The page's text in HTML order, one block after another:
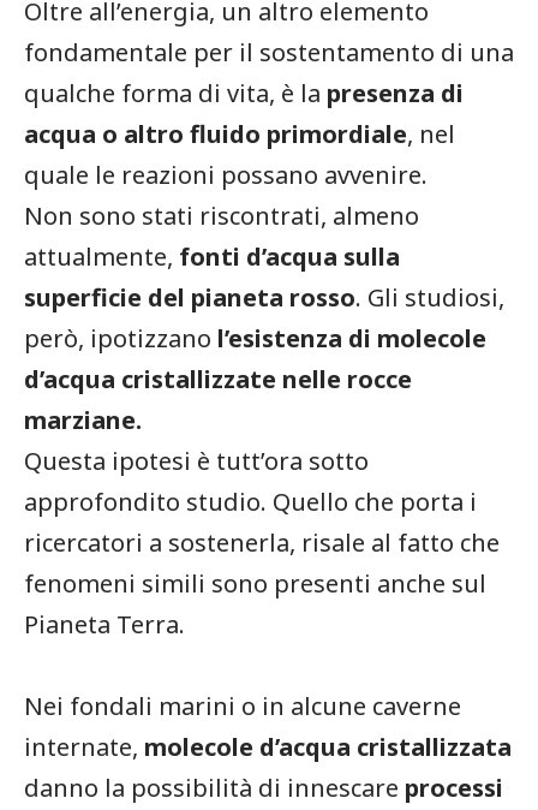
Oltre all’energia, un altro elemento
fondamentale per il sostentamento di una
qualche forma di vita, è la presenza di
acqua o altro fluido primordiale, nel
quale le reazioni possano avvenire.
Non sono stati riscontrati, almeno
attualmente, fonti d’acqua sulla
superficie del pianeta rosso. Gli studiosi,
però, ipotizzano l’esistenza di molecole
d’acqua cristallizzate nelle rocce
marziane.
Questa ipotesi è tutt’ora sotto
approfondito studio. Quello che porta i
ricercatori a sostenerla, risale al fatto che
fenomeni simili sono presenti anche sul
Pianeta Terra.
Nei fondali marini o in alcune caverne
internate, molecole d’acqua cristallizzata
danno la possibilità di innescare processi